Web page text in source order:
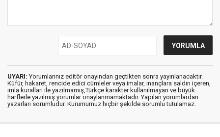
UYARI: Yorumlarınız editör onayından geçtikten sonra yayınlanacaktır.
Küfür, hakaret, rencide edici cümleler veya imalar, inançlara saldırı içeren,
imla kuralları ile yazılmamış,Türkçe karakter kullanılmayan ve büyük
harflerle yazılmış yorumlar onaylanmamaktadır. Yapılan yorumlardan
yazarları sorumludur. Kurumumuz hiçbir şekilde sorumlu tutulamaz.